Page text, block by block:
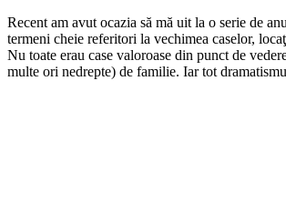
Recent am avut ocazia să mă uit la o serie de
termeni cheie referitori la vechimea caselor,
Nu toate erau case valoroase din punct de
multe ori nedrepte) de familie. Iar tot